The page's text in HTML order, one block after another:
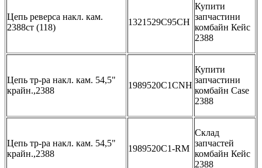
Цепь реверса накл. кам.
2388ст (118)
1321529C95CH
Купити
запчастини
комбайн Кейс
2388
Цепь тр-ра накл. кам. 54,5"
крайн.,2388
1989520C1CNH
Купити
запчастини
комбайн Case
2388
Цепь тр-ра накл. кам. 54,5"
крайн.,2388
1989520C1-RM
Склад
запчастей
комбайн Кейс
2388